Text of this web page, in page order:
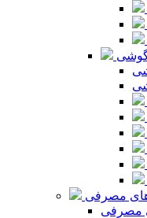
گوشی
مصرفی
مصرفی